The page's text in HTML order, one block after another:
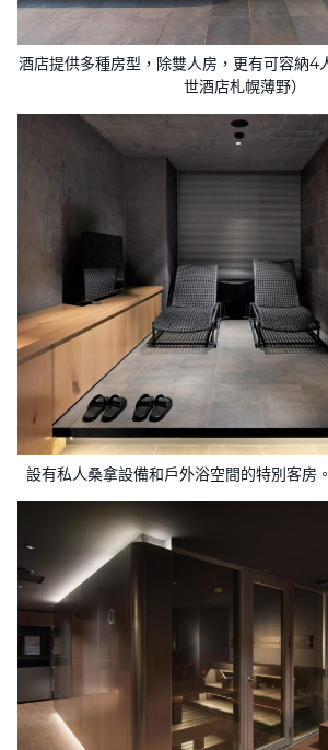
酒店提供多種房型，除雙人房，更有可容納4
世酒店札幌薄野）
設有私人桑拿設備和戶外浴空間的特別客房